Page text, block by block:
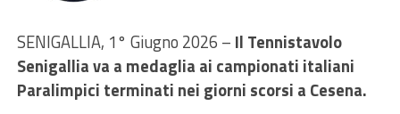
SENIGALLIA, 1° Giugno 2026 – Il Tennistavolo
Senigallia va a medaglia ai campionati italiani
Paralimpici terminati nei giorni scorsi a Cesena.